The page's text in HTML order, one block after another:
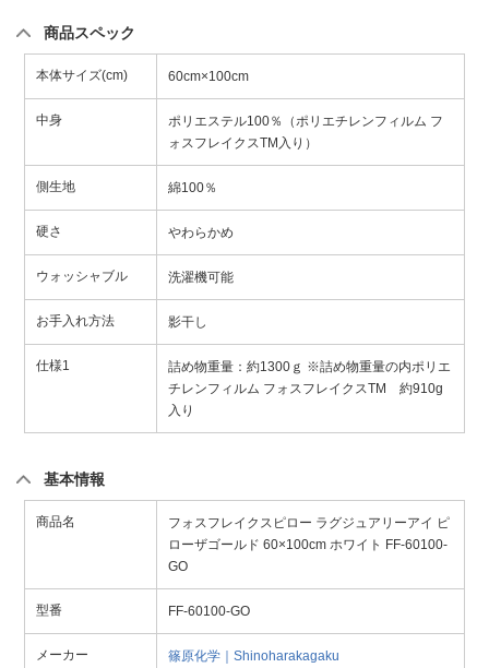
商品スペック
本体サイズ(cm) 60cm×100cm
中身
ポリエステル100％（ポリエチレンフィルム フ
ォスフレイクスTM入り）
側生地 綿100％
硬さ やわらかめ
ウォッシャブル 洗濯機可能
お手入れ方法 影干し
仕様1
詰め物重量：約1300ｇ ※詰め物重量の内ポリエ
チレンフィルム フォスフレイクスTM 約910g
入り
基本情報
商品名
フォスフレイクスピロー ラグジュアリーアイ ピ
ローザゴールド 60×100cm ホワイト FF-60100-
GO
型番 FF-60100-GO
メーカー 篠原化学｜Shinoharakagaku